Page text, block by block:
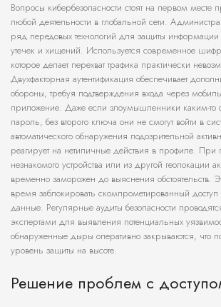
Вопросы кибербезопасности стоят на первом месте
любой деятельности в глобальной сети.
ряд передовых технологий для защиты информации
утечек и хищений. Используется современное
которое делает перехват трафика практически
Двухфакторная аутентификация обеспечивает
обороны, требуя подтверждения входа через
приложение. Даже если злоумышленники каким-то
пароль, без второго ключа они не смогут войти в
автоматического обнаружения подозрительной
реагирует на нетипичные действия в профиле. При
незнакомого устройства или из другой геолокации
временно заморожен до выяснения обстоятельств.
время заблокировать скомпрометированный
данные. Регулярные аудиты безопасности
экспертами для выявления потенциальных
обнаруженные дыры оперативно закрываются, что
уровень защиты на высоте.
Решение проблем с